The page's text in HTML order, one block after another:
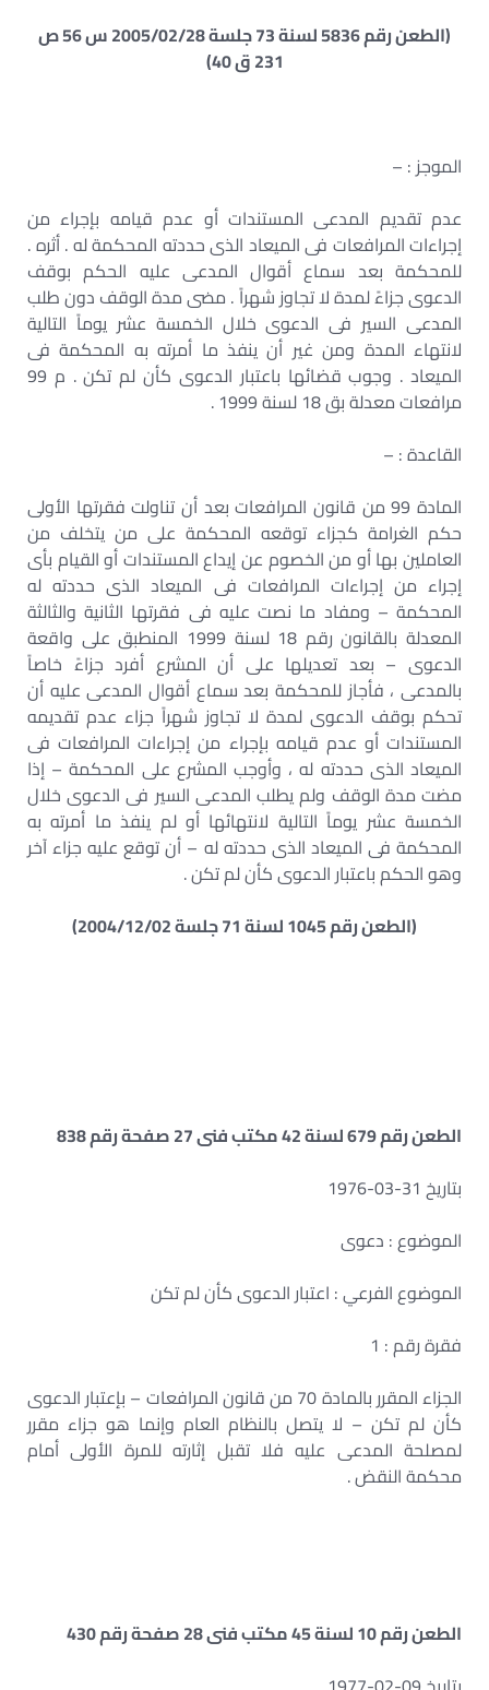
(الطعن رقم 5836 لسنة 73 جلسة 2005/02/28 س 56 ص
231 ق 40)
الموجز : –
عدم تقديم المدعى المستندات أو عدم قيامه بإجراء من
إجراءات المرافعات فى الميعاد الذى حددته المحكمة له . أثره .
للمحكمة بعد سماع أقوال المدعى عليه الحكم بوقف
الدعوى جزاءً لمدة لا تجاوز شهراً . مضى مدة الوقف دون طلب
المدعى السير فى الدعوى خلال الخمسة عشر يوماً التالية
لانتهاء المدة ومن غير أن ينفذ ما أمرته به المحكمة فى
الميعاد . وجوب قضائها باعتبار الدعوى كأن لم تكن . م 99
مرافعات معدلة بق 18 لسنة 1999 .
القاعدة : –
المادة 99 من قانون المرافعات بعد أن تناولت فقرتها الأولى
حكم الغرامة كجزاء توقعه المحكمة على من يتخلف من
العاملين بها أو من الخصوم عن إيداع المستندات أو القيام بأى
إجراء من إجراءات المرافعات فى الميعاد الذى حددته له
المحكمة – ومفاد ما نصت عليه فى فقرتها الثانية والثالثة
المعدلة بالقانون رقم 18 لسنة 1999 المنطبق على واقعة
الدعوى – بعد تعديلها على أن المشرع أفرد جزاءً خاصاً
بالمدعى ، فأجاز للمحكمة بعد سماع أقوال المدعى عليه أن
تحكم بوقف الدعوى لمدة لا تجاوز شهراً جزاء عدم تقديمه
المستندات أو عدم قيامه بإجراء من إجراءات المرافعات فى
الميعاد الذى حددته له ، وأوجب المشرع على المحكمة – إذا
مضت مدة الوقف ولم يطلب المدعى السير فى الدعوى خلال
الخمسة عشر يوماً التالية لانتهائها أو لم ينفذ ما أمرته به
المحكمة فى الميعاد الذى حددته له – أن توقع عليه جزاء آخر
وهو الحكم باعتبار الدعوى كأن لم تكن .
(الطعن رقم 1045 لسنة 71 جلسة 2004/12/02)
الطعن رقم 679 لسنة 42 مكتب فنى 27 صفحة رقم 838
بتاريخ 31-03-1976
الموضوع : دعوى
الموضوع الفرعي : اعتبار الدعوى كأن لم تكن
فقرة رقم : 1
الجزاء المقرر بالمادة 70 من قانون المرافعات – بإعتبار الدعوى
كأن لم تكن – لا يتصل بالنظام العام وإنما هو جزاء مقرر
لمصلحة المدعى عليه فلا تقبل إثارته للمرة الأولى أمام
محكمة النقض .
الطعن رقم 10 لسنة 45 مكتب فنى 28 صفحة رقم 430